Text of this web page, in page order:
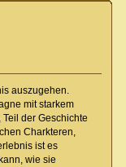
auszugehen.
mit starkem
der Geschichte
Charkteren,
ist es
wie sie